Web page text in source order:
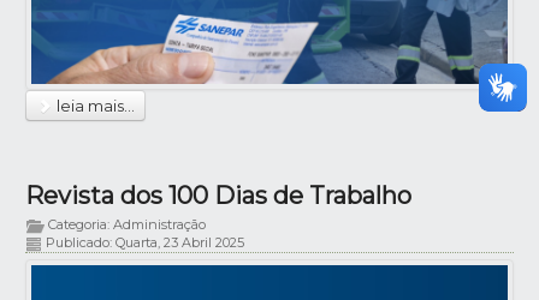
leia mais...
Revista dos 100 Dias de Trabalho
Categoria: Administração
Publicado: Quarta, 23 Abril 2025